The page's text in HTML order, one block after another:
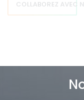
COLLABOREZ AVEC